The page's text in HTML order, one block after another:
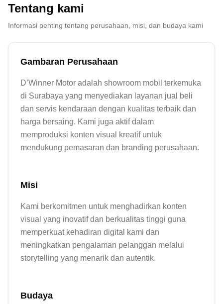
Tentang kami
Informasi penting tentang perusahaan, misi, dan budaya kami
Gambaran Perusahaan
D’Winner Motor adalah showroom mobil terkemuka
di Surabaya yang menyediakan layanan jual beli
dan servis kendaraan dengan kualitas terbaik dan
harga bersaing. Kami juga aktif dalam
memproduksi konten visual kreatif untuk
Misi
Kami berkomitmen untuk menghadirkan konten
visual yang inovatif dan berkualitas tinggi guna
memperkuat kehadiran digital kami dan
meningkatkan pengalaman pelanggan melalui
Budaya